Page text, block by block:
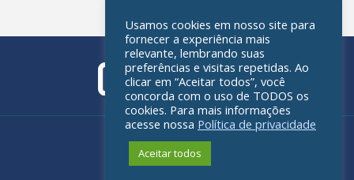
Política de privacidade
Usamos cookies em nosso site para
fornecer a experiência mais
relevante, lembrando suas
preferências e visitas repetidas. Ao
clicar em “Aceitar todos”, você
concorda com o uso de TODOS os
cookies. Para mais informações
acesse nossa Política de privacidade
Aceitar todos